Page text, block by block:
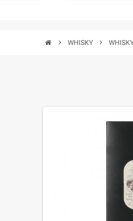
chevron_right WHISKY chevron_right